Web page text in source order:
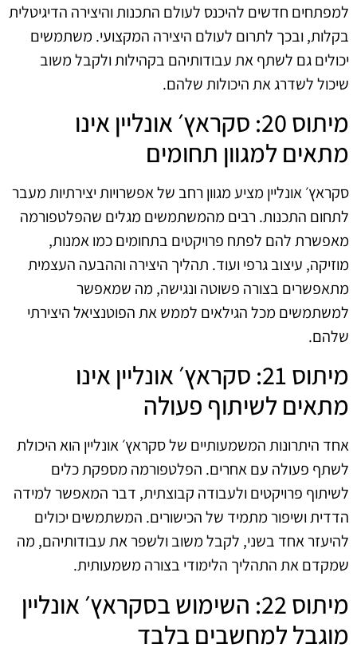
למפתחים חדשים להיכנס לעולם התכנות והיצירה הדיגיטלית
בקלות, ובכך לתרום לעולם היצירה המקצועי. משתמשים
יכולים גם לשתף את עבודותיהם בקהילות ולקבל משוב
שיכול לשדרג את היכולות שלהם.
מיתוס 20: סקראץ׳ אונליין אינו
מתאים למגוון תחומים
סקראץ׳ אונליין מציע מגוון רחב של אפשרויות יצירתיות מעבר
לתחום התכנות. רבים מהמשתמשים מגלים שהפלטפורמה
מאפשרת להם לפתח פרויקטים בתחומים כמו אמנות,
מוזיקה, עיצוב גרפי ועוד. תהליך היצירה וההבעה העצמית
מתאפשרים בצורה פשוטה ונגישה, מה שמאפשר
למשתמשים מכל הגילאים לממש את הפוטנציאל היצירתי
שלהם.
מיתוס 21: סקראץ׳ אונליין אינו
מתאים לשיתוף פעולה
אחד היתרונות המשמעותיים של סקראץ׳ אונליין הוא היכולת
לשתף פעולה עם אחרים. הפלטפורמה מספקת כלים
לשיתוף פרויקטים ולעבודה קבוצתית, דבר המאפשר למידה
הדדית ושיפור מתמיד של הכישורים. המשתמשים יכולים
להיעזר אחד בשני, לקבל משוב ולשפר את עבודותיהם, מה
שמקדם את התהליך הלימודי בצורה משמעותית.
מיתוס 22: השימוש בסקראץ׳ אונליין
מוגבל למחשבים בלבד